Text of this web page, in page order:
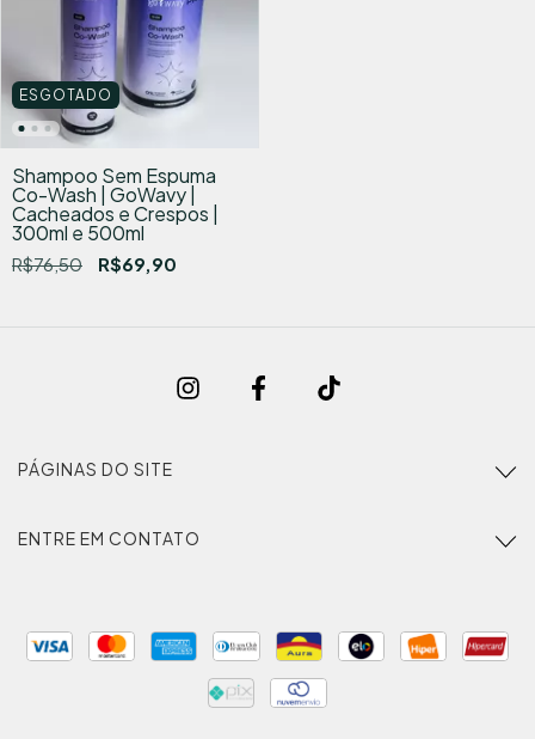
ESGOTADO
Shampoo Sem Espuma
Co-Wash | GoWavy |
Cacheados e Crespos |
300ml e 500ml
R$76,50 R$69,90
PÁGINAS DO SITE
ENTRE EM CONTATO